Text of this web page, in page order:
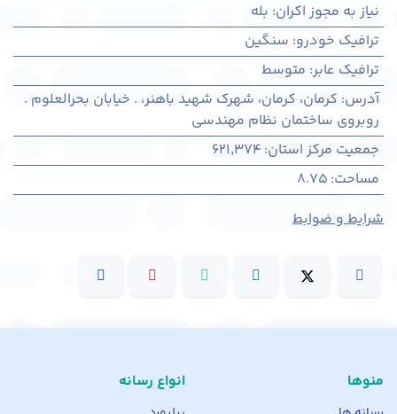
نیاز به مجوز اکران: بله
ترافیک خودرو: سنگین
ترافیک عابر: متوسط
آدرس: کرمان، كرمان، شهرک شهید باهنر، . خیابان بحرالعلوم .
روبروی ساختمان نظام مهندسی
جمعیت مرکز استان:
621,374
مساحت:
8.75
شرایط و ضوابط
منوها انواع رسانه